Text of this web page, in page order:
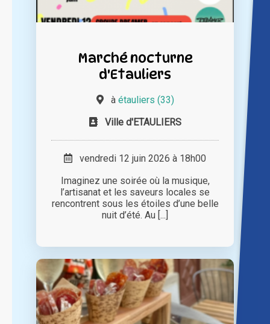
Marché nocturne
d'Etauliers
à étauliers (33)
Ville d'ETAULIERS
vendredi 12 juin 2026 à 18h00
Imaginez une soirée où la musique,
l’artisanat et les saveurs locales se
rencontrent sous les étoiles d’une belle
nuit d’été. Au [...]